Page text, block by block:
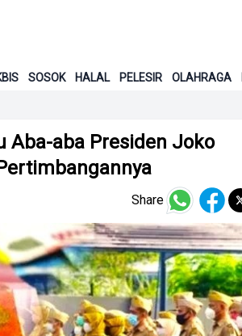
SOSOK HALAL PELESIR OLAHRAGA
Aba-aba Presiden Joko
Share